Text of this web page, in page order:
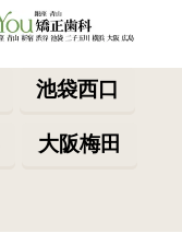
池袋西口
大阪梅田